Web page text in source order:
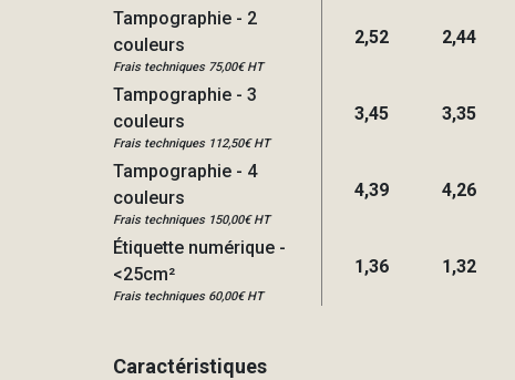
Tampographie - 2
couleurs
Frais techniques 75,00€ HT
2,52 2,44
Tampographie - 3
couleurs
Frais techniques 112,50€ HT
3,45 3,35
Tampographie - 4
couleurs
Frais techniques 150,00€ HT
4,39 4,26
Étiquette numérique -
<25cm²
Frais techniques 60,00€ HT
1,36 1,32
Caractéristiques